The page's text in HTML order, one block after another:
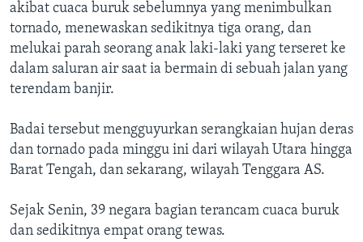
akibat cuaca buruk sebelumnya yang menimbulkan
tornado, menewaskan sedikitnya tiga orang, dan
melukai parah seorang anak laki-laki yang terseret ke
dalam saluran air saat ia bermain di sebuah jalan yang
terendam banjir.
Badai tersebut mengguyurkan serangkaian hujan deras
dan tornado pada minggu ini dari wilayah Utara hingga
Barat Tengah, dan sekarang, wilayah Tenggara AS.
Sejak Senin, 39 negara bagian terancam cuaca buruk
dan sedikitnya empat orang tewas.